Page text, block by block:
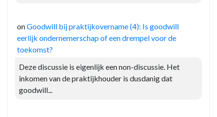
onGoodwill bij praktijkovername (4): Is goodwill
eerlijk ondernemerschap of een drempel voor de
toekomst?
Deze discussie is eigenlijk een non-discussie. Het
inkomen van de praktijkhouder is dusdanig dat
goodwill...